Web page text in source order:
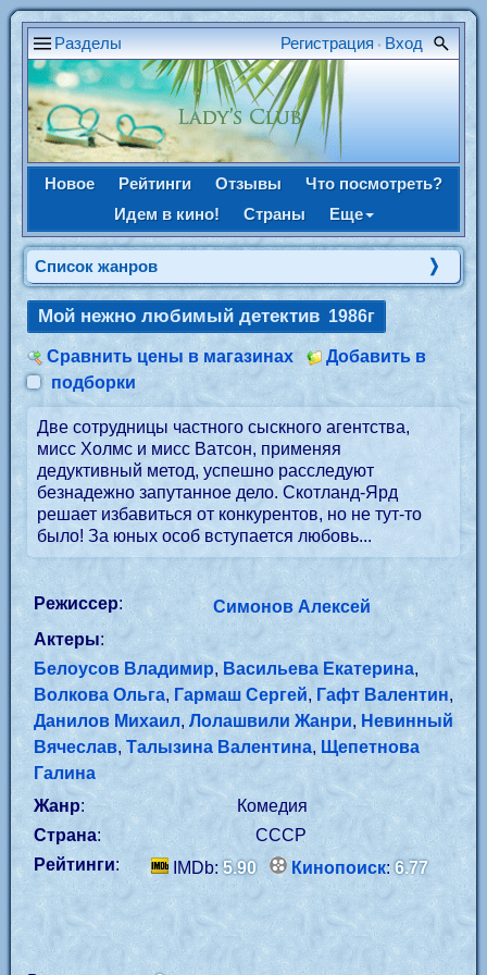
Разделы Регистрация • Вход
Новое Рейтинги Отзывы
Что посмотреть?
Идем в кино!
Страны Еще
Список жанров
Мой нежно любимый детектив 1986г
Сравнить цены в магазинах
Добавить в
подборки
Две сотрудницы частного сыскного агентства,
мисс Холмс и мисс Ватсон, применяя
дедуктивный метод, успешно расследуют
безнадежно запутанное дело. Скотланд-Ярд
решает избавиться от конкурентов, но не тут-то
было! За юных особ вступается любовь...
Режиссер:
Симонов Алексей
Актеры:
Белоусов Владимир,Васильева Екатерина,
Волкова Ольга, Гармаш Сергей, Гафт Валентин,
Данилов Михаил, Лолашвили Жанри, Невинный
Вячеслав, Талызина Валентина, Щепетнова
Галина
Жанр:
Комедия
Страна:
СССР
Рейтинги: IMDb:5.90 Кинопоиск:6.77